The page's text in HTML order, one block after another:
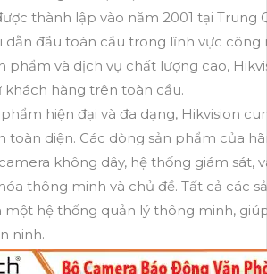
thành lập vào năm 2001 tại Trung
đầu toàn cầu trong lĩnh vực công
phẩm và dịch vụ chất lượng cao,
khách hàng trên toàn cầu.
hiện đại và đa dạng, Hikvision
toàn diện. Các dòng sản phẩm của
không dây, hệ thống giám sát,
thông minh và chủ đề. Tất cả các
một hệ thống quản lý thông minh,
ninh.